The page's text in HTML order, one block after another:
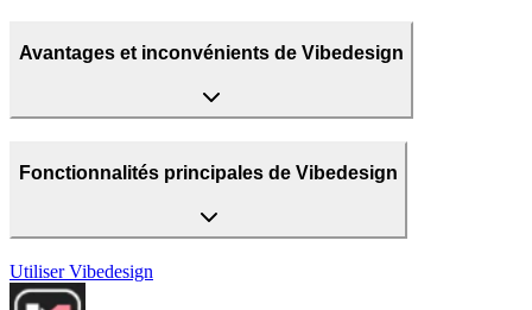
Avantages et inconvénients de Vibedesign
Fonctionnalités principales de Vibedesign
Utiliser Vibedesign